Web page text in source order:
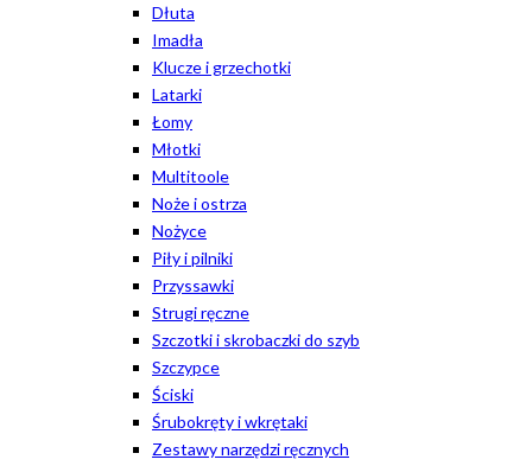
Dłuta
Imadła
Klucze i grzechotki
Latarki
Łomy
Młotki
Multitoole
Noże i ostrza
Nożyce
Piły i pilniki
Przyssawki
Strugi ręczne
Szczotki i skrobaczki do szyb
Szczypce
Ściski
Śrubokręty i wkrętaki
Zestawy narzędzi ręcznych